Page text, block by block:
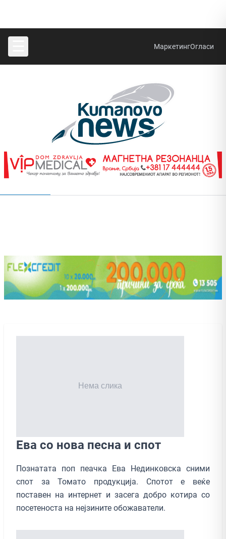
МаркетингОгласи
Ева со нова песна и спот
Познатата поп пеачка Ева Нединковска сними
спот за Томато продукција. Спотот е веќе
поставен на интернет и засега добро котира со
посетеноста на нејзините обожаватели.